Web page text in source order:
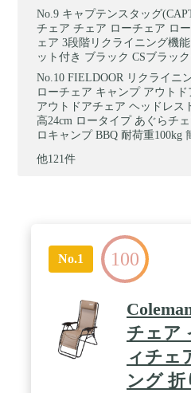
キャプテンスタッグ
チェア チェア ローチェア ロ
ェア 3段階リクライニング機
ット付き ブラック CSブラッ
FIELDOOR リクライニ
ローチェア キャンプ アウト
アウトドアチェア ヘッドレス
高24cm ロータイプ あぐらチ
ロキャンプ BBQ 耐荷重100kg
他121件
No.1 100
チェア
ィチェ
ング 折